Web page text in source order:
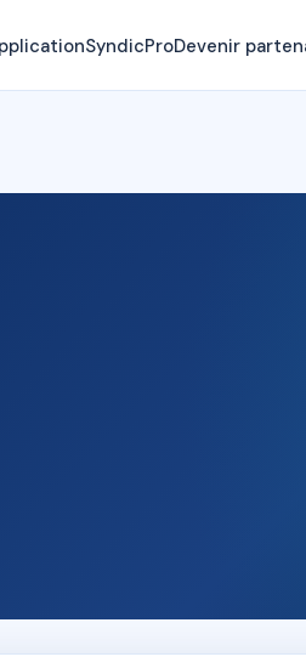
SyndicProDevenir